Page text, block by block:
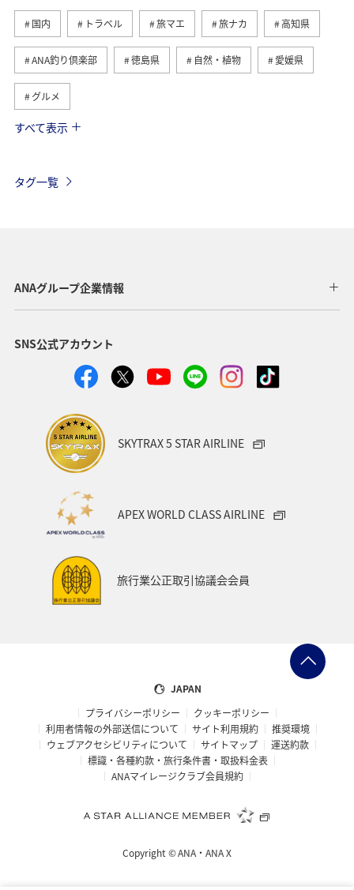
国内 トラベル 旅マエ 旅ナカ 高知県
ANA釣り倶楽部 徳島県 自然・植物 愛媛県
グルメ
趣味
ワーケーション（家族） 温泉 一人旅
ワーケーション（単身）
マリンスポーツ アユ 札幌
神奈川県
和歌山県 静岡県
すべて表示
タグ一覧
ANAグループ企業情報
SNS公式アカウント
SKYTRAX 5 STAR AIRLINE
APEX WORLD CLASS AIRLINE
旅行業公正取引協議会会員
JAPAN
プライバシーポリシー
クッキーポリシー
利用者情報の外部送信について
サイト利用規約
推奨環境
ウェブアクセシビリティについて
サイトマップ
運送約款
標識・各種約款・旅行条件書・取扱料金表
ANAマイレージクラブ会員規約
Copyright ©ANA・ANA X